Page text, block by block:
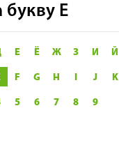
E
Е Ё Ж З И Й
F G H I J K
5 6 7 8 9